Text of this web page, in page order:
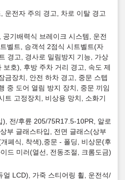
운전자 주의 경고, 차로 이탈 경고
공기배력식 브레이크 시스템, 운전
벨트, 승객석 2점식 시트벨트(자
경고, 경사로 밀림방지 기능, 가상
보호), 후방 주차 거리 경고, 속도 제
금장치, 안전 하차 경고, 중문 스텝
중 도어 열림 방지 장치, 중문 끼임
트 고정장치, 비상용 망치, 소화기
), 전/후륜 205/75R17.5-10PR, 알로
부 글래스타입, 전면 글래스(상부
폐식, 착색),중문 - 폴딩, 비상문(후
드 미러(열선, 전동조절, 크롬도금)
얼 LCD), 가죽 스티어링 휠, 운전석/